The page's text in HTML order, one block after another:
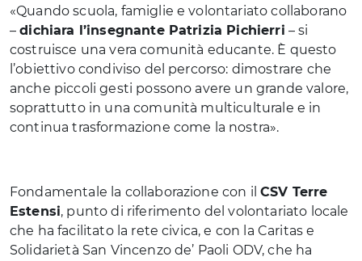
«Quando scuola, famiglie e volontariato collaborano
–dichiara l’insegnante Patrizia Pichierri – si
costruisce una vera comunità educante. È questo
l’obiettivo condiviso del percorso: dimostrare che
anche piccoli gesti possono avere un grande valore,
soprattutto in una comunità multiculturale e in
continua trasformazione come la nostra».
Fondamentale la collaborazione con ilCSV Terre
Estensi, punto di riferimento del volontariato locale
che ha facilitato la rete civica, e con la Caritas e
Solidarietà San Vincenzo de’ Paoli ODV, che ha